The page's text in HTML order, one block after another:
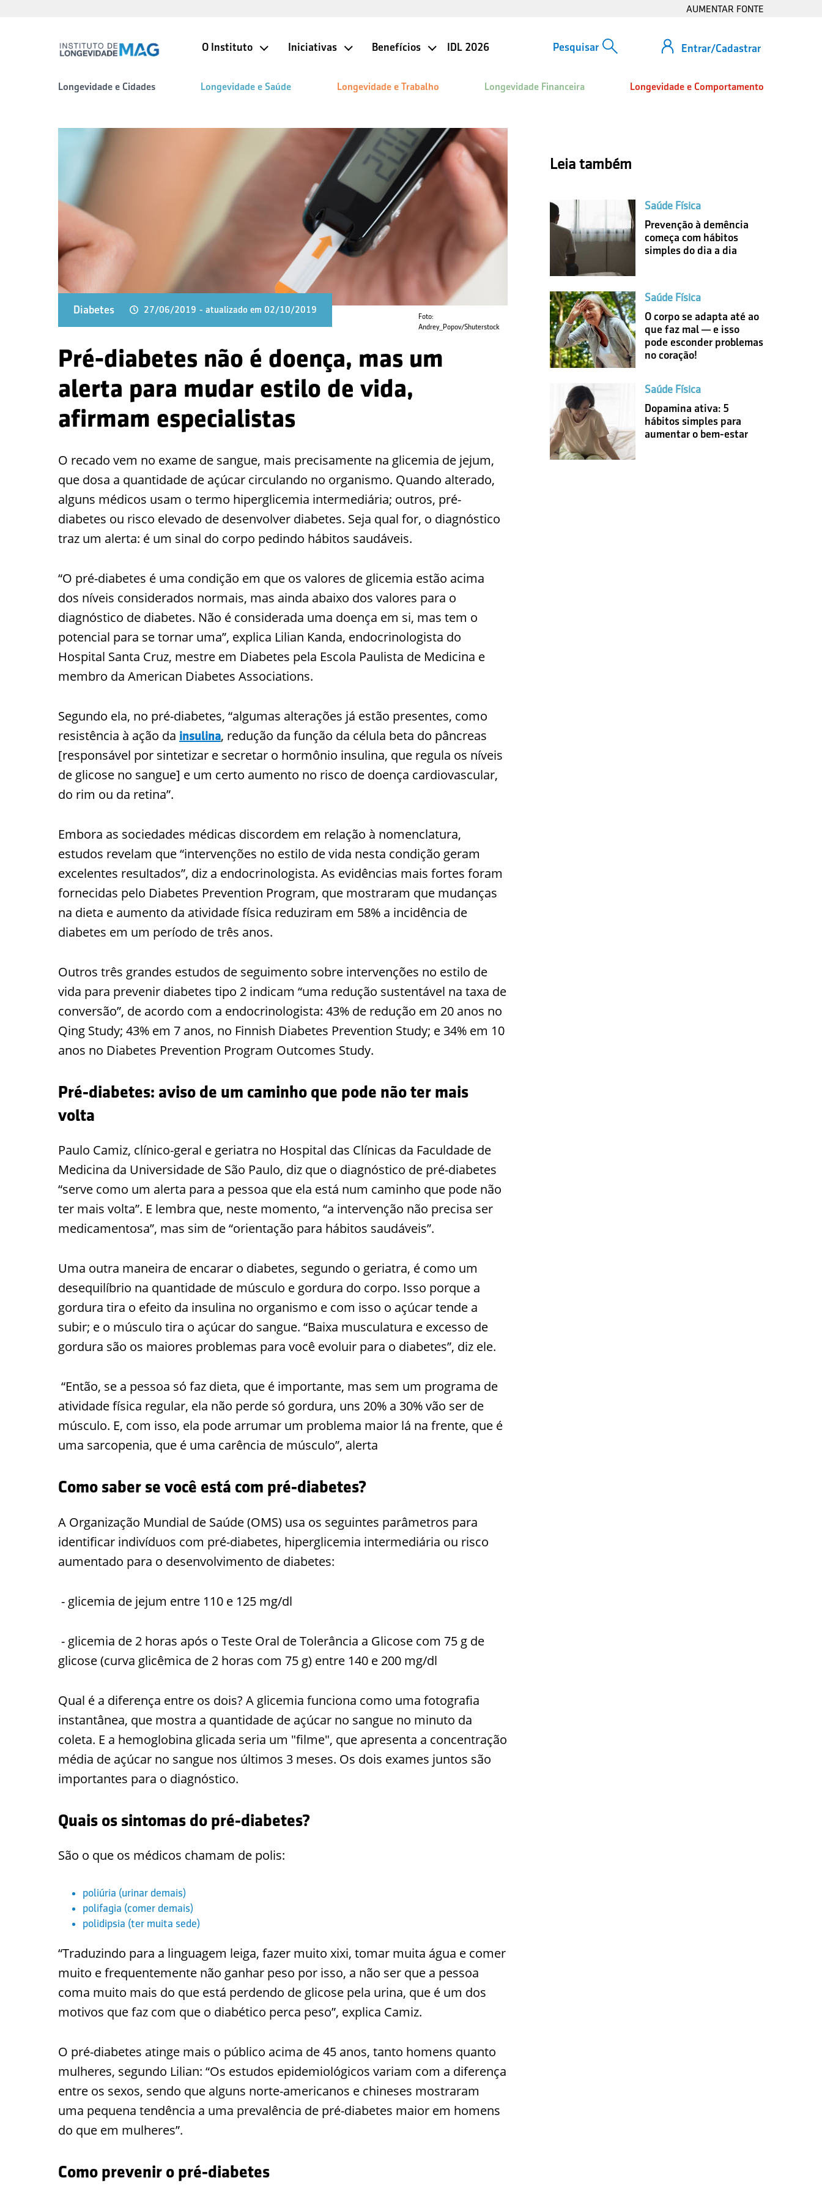
AUMENTAR FONTE
Entrar/Cadastrar
O Instituto Iniciativas Benefícios IDL 2026
Longevidade e Cidades Longevidade e Saúde Longevidade e Trabalho Longevidade Financeira Longevidade e Comportamento
Foto:
Andrey_Popov/Shuterstock
Diabetes 27/06/2019 - atualizado em 02/10/2019
Pré-diabetes não é doença, mas um
alerta para mudar estilo de vida,
afirmam especialistas
O recado vem no exame de sangue, mais precisamente na glicemia de jejum,
que dosa a quantidade de açúcar circulando no organismo. Quando alterado,
alguns médicos usam o termo hiperglicemia intermediária; outros, pré-
diabetes ou risco elevado de desenvolver diabetes. Seja qual for, o diagnóstico
traz um alerta: é um sinal do corpo pedindo hábitos saudáveis.
“O pré-diabetes é uma condição em que os valores de glicemia estão acima
dos níveis considerados normais, mas ainda abaixo dos valores para o
diagnóstico de diabetes. Não é considerada uma doença em si, mas tem o
potencial para se tornar uma”, explica Lilian Kanda, endocrinologista do
Hospital Santa Cruz, mestre em Diabetes pela Escola Paulista de Medicina e
membro da American Diabetes Associations.
Segundo ela, no pré-diabetes, “algumas alterações já estão presentes, como
resistência à ação da insulina, redução da função da célula beta do pâncreas
[responsável por sintetizar e secretar o hormônio insulina, que regula os níveis
de glicose no sangue] e um certo aumento no risco de doença cardiovascular,
do rim ou da retina”.
Embora as sociedades médicas discordem em relação à nomenclatura,
estudos revelam que “intervenções no estilo de vida nesta condição geram
excelentes resultados”, diz a endocrinologista. As evidências mais fortes foram
fornecidas pelo Diabetes Prevention Program, que mostraram que mudanças
na dieta e aumento da atividade física reduziram em 58% a incidência de
diabetes em um período de três anos.
Outros três grandes estudos de seguimento sobre intervenções no estilo de
vida para prevenir diabetes tipo 2 indicam “uma redução sustentável na taxa de
conversão”, de acordo com a endocrinologista: 43% de redução em 20 anos no
Qing Study; 43% em 7 anos, no Finnish Diabetes Prevention Study; e 34% em 10
anos no Diabetes Prevention Program Outcomes Study.
Pré-diabetes: aviso de um caminho que pode não ter mais
volta
Paulo Camiz, clínico-geral e geriatra no Hospital das Clínicas da Faculdade de
Medicina da Universidade de São Paulo, diz que o diagnóstico de pré-diabetes
“serve como um alerta para a pessoa que ela está num caminho que pode não
ter mais volta”. E lembra que, neste momento, “a intervenção não precisa ser
medicamentosa”, mas sim de “orientação para hábitos saudáveis”.
Uma outra maneira de encarar o diabetes, segundo o geriatra, é como um
desequilíbrio na quantidade de músculo e gordura do corpo. Isso porque a
gordura tira o efeito da insulina no organismo e com isso o açúcar tende a
subir; e o músculo tira o açúcar do sangue. “Baixa musculatura e excesso de
gordura são os maiores problemas para você evoluir para o diabetes”, diz ele.
“Então, se a pessoa só faz dieta, que é importante, mas sem um programa de
atividade física regular, ela não perde só gordura, uns 20% a 30% vão ser de
músculo. E, com isso, ela pode arrumar um problema maior lá na frente, que é
uma sarcopenia, que é uma carência de músculo”, alerta
Como saber se você está com pré-diabetes?
A Organização Mundial de Saúde (OMS) usa os seguintes parâmetros para
identificar indivíduos com pré-diabetes, hiperglicemia intermediária ou risco
aumentado para o desenvolvimento de diabetes:
- glicemia de jejum entre 110 e 125 mg/dl
- glicemia de 2 horas após o Teste Oral de Tolerância a Glicose com 75 g de
glicose (curva glicêmica de 2 horas com 75 g) entre 140 e 200 mg/dl
Qual é a diferença entre os dois? A glicemia funciona como uma fotografia
instantânea, que mostra a quantidade de açúcar no sangue no minuto da
coleta. E a hemoglobina glicada seria um "filme", que apresenta a concentração
média de açúcar no sangue nos últimos 3 meses. Os dois exames juntos são
importantes para o diagnóstico.
Quais os sintomas do pré-diabetes?
São o que os médicos chamam de polis:
poliúria (urinar demais)
polifagia (comer demais)
polidipsia (ter muita sede)
“Traduzindo para a linguagem leiga, fazer muito xixi, tomar muita água e comer
muito e frequentemente não ganhar peso por isso, a não ser que a pessoa
coma muito mais do que está perdendo de glicose pela urina, que é um dos
motivos que faz com que o diabético perca peso”, explica Camiz.
O pré-diabetes atinge mais o público acima de 45 anos, tanto homens quanto
mulheres, segundo Lilian: “Os estudos epidemiológicos variam com a diferença
entre os sexos, sendo que alguns norte-americanos e chineses mostraram
uma pequena tendência a uma prevalência de pré-diabetes maior em homens
do que em mulheres”.
Como prevenir o pré-diabetes
Leia também
Saúde Física
Prevenção à demência
começa com hábitos
simples do dia a dia
Saúde Física
O corpo se adapta até ao
que faz mal — e isso
pode esconder problemas
no coração!
Saúde Física
Dopamina ativa: 5
hábitos simples para
aumentar o bem-estar